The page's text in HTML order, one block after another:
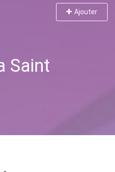
Ajouter
Saint